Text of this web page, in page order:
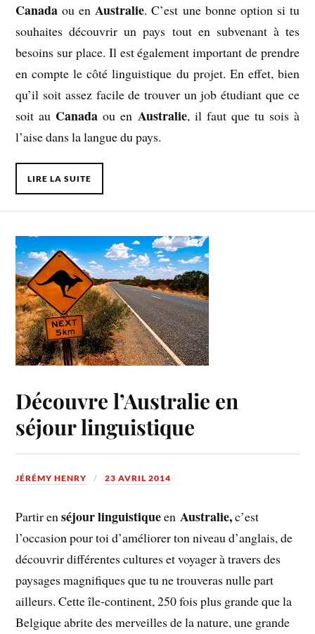
Canada ou en Australie. C’est une bonne option si tu
souhaites découvrir un pays tout en subvenant à tes
besoins sur place. Il est également important de prendre
en compte le côté linguistique du projet. En effet, bien
qu’il soit assez facile de trouver un job étudiant que ce
soit au Canada ou en Australie, il faut que tu sois à
l’aise dans la langue du pays.
LIRE LA SUITE
Découvre l’Australie en
séjour linguistique
JÉRÉMY HENRY 23 AVRIL 2014
Partir enséjour linguistiqueenAustralie,c’est
l’occasion pour toi d’améliorer ton niveau d’anglais, de
découvrir différentes cultures et voyager à travers des
paysages magnifiques que tu ne trouveras nulle part
ailleurs. Cette île-continent, 250 fois plus grande que la
Belgique abrite des merveilles de la nature, une grande